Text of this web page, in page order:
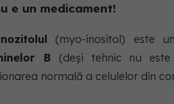
e un medicament!
(myo-inositol) este
B (deși tehnic nu
normală a celulelor din